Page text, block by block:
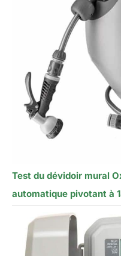
Test du dévidoir mural
automatique pivotant à